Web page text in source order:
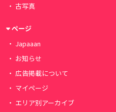
古写真
ページ
Japaaan
お知らせ
広告掲載について
マイページ
エリア別アーカイブ